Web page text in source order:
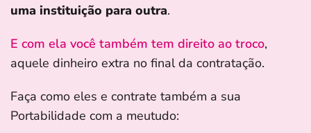
uma instituição para outra.
E com ela você também tem direito ao troco,
aquele dinheiro extra no final da contratação.
Faça como eles e contrate também a sua
Portabilidade com a meutudo: